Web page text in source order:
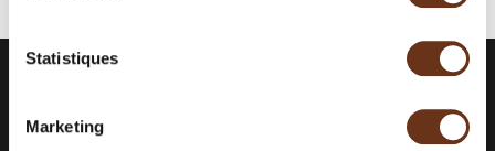
Statistiques
Marketing
RESTEZ INFORMÉS.